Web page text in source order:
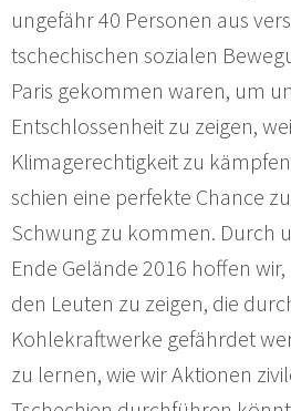
ungefähr 40 Personen aus
tschechischen sozialen
Paris gekommen waren, um
Entschlossenheit zu zeigen,
Klimagerechtigkeit zu
schien eine perfekte Chance
Schwung zu kommen. Durch
Ende Gelände 2016 hoffen
den Leuten zu zeigen, die
Kohlekraftwerke gefährdet
zu lernen, wie wir Aktionen